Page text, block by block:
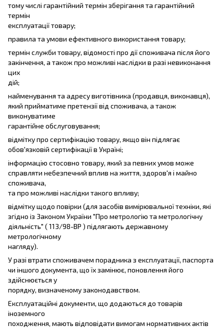
тому числі гарантійний термін зберігання та гарантійний
термін
експлуатації товару;
правила та умови ефективного використання товару;
термін служби товару, відомості про дії споживача після його
закінчення, а також про можливі наслідки в разі невиконання
цих
дій;
найменування та адресу виготівника (продавця, виконавця),
який прийматиме претензії від споживача, а також
виконуватиме
гарантійне обслуговування;
відмітку про сертифікацію товару, якщо він підлягає
обов'язковій сертифікації в Україні;
інформацію стосовно товару, який за певних умов може
справляти небезпечний вплив на життя, здоров'я і майно
споживача,
та про можливі наслідки такого впливу;
відмітку щодо повірки (для засобів вимірювальної техніки, які
згідно із Законом України "Про метрологію та метрологічну
діяльність" ( 113/98-ВР ) підлягають державному
метрологічному
нагляду).
У разі втрати споживачем порадника з експлуатації, паспорта
чи іншого документа, що їх замінює, поновлення його
здійснюється у
порядку, визначеному законодавством.
Експлуатаційні документи, що додаються до товарів
іноземного
походження, мають відповідати вимогам нормативних актів